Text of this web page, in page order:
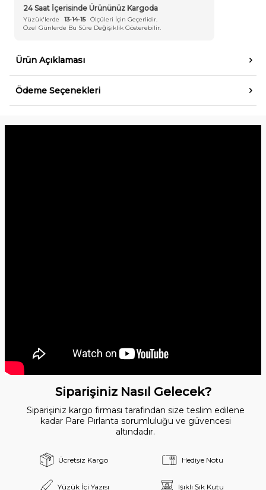
24 Saat İçerisinde Ürününüz Kargoda
Yüzük'lerde 13-14-15
Ölçüleri İçin Geçerlidir.
Özel Günlerde Bu Süre Değişiklik Gösterebilir.
Ürün Açıklaması
Ödeme Seçenekleri
Siparişiniz Nasıl Gelecek?
Siparişiniz kargo firması tarafından size teslim edilene
kadar Pare Pırlanta sorumluluğu ve güvencesi
altındadır.
Ücretsiz Kargo Hediye Notu
Yüzük İçi Yazısı Işıklı Şık Kutu